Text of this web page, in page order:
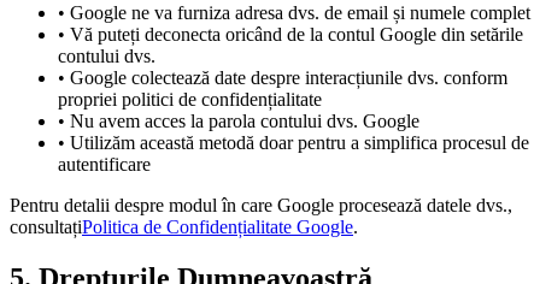
• Google ne va furniza adresa dvs. de email și numele complet
• Vă puteți deconecta oricând de la contul Google din setările
contului dvs.
• Google colectează date despre interacțiunile dvs. conform
propriei politici de confidențialitate
• Nu avem acces la parola contului dvs. Google
• Utilizăm această metodă doar pentru a simplifica procesul de
autentificare
Pentru detalii despre modul în care Google procesează datele dvs.,
consultațiPolitica de Confidențialitate Google.